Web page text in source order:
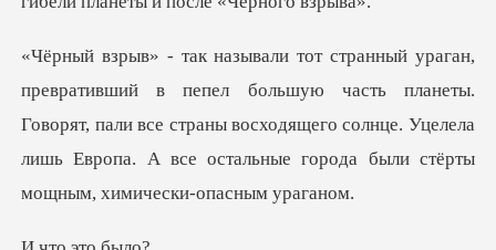
ую часть планеты.
Говорят, пали все страны восходящего солнце. Уцелела
лишь Е